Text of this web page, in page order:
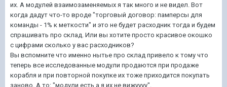
их. А модулей взаимозаменяемых я так много и не видел. Вот
когда дадут что-то вроде "торговый договор: памперсы для
команды - 1% к меткости" и это не будет расходник тогда и будем
спрашивать про склад. Или вы хотите просто красивое окошко
с цифрами сколько у вас расходников?
Вы вспомните что именно нытье про склад привело к тому что
теперь все исследованные модули продаются при продаже
корабля и при повторной покупке их тоже приходится покупать
заново. А то: "модули есть а я их не вижуууу".